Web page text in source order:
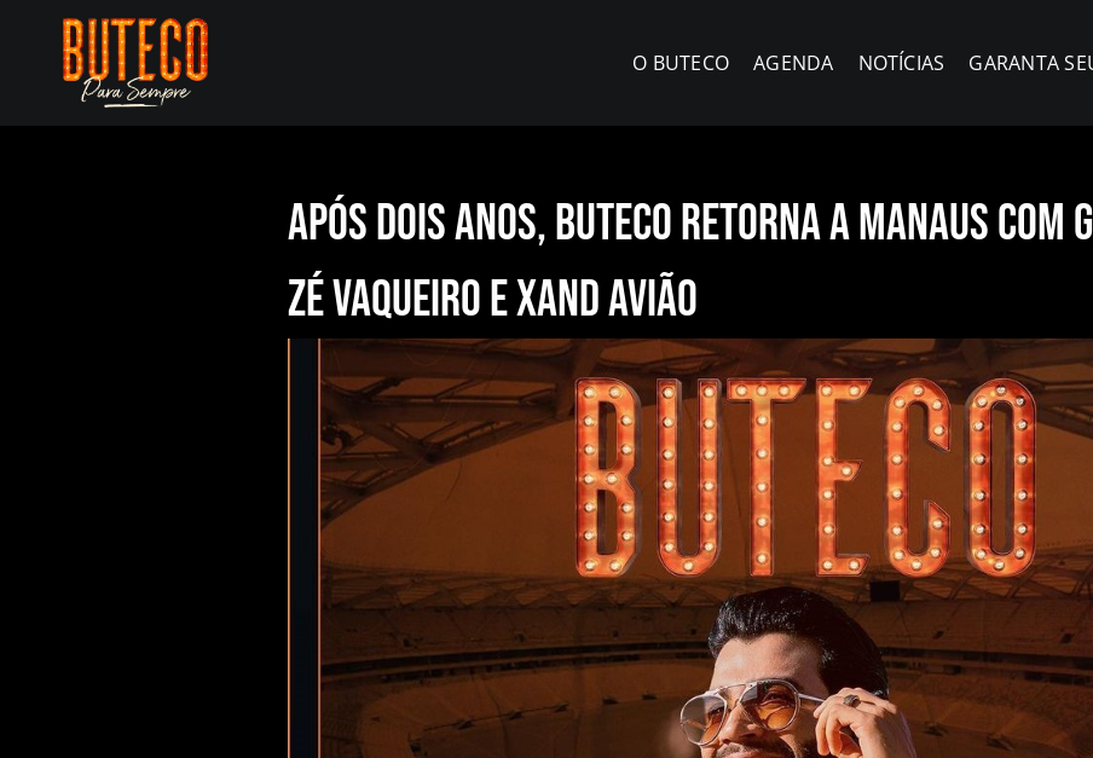
content
O BUTECO AGENDA NOTÍCIAS GARANTA
Após dois anos, Buteco retorna a Manaus com
Zé Vaqueiro e Xand Avião